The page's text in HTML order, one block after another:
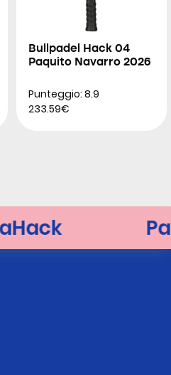
Bullpadel Hack 04
Paquito Navarro 2026
Punteggio: 8.9
233.59€